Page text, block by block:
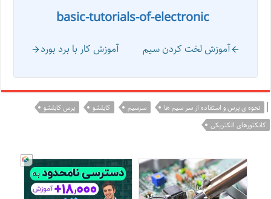
basic-tutorials-of-electronic
آموزش لخت کردن سیم آموزش کار با برد بورد
| نحوه ی پرس و استفاده از سر سیم ها سرسیم کابلشو
پرس کابلشو
کانکتورهای الکتریکی